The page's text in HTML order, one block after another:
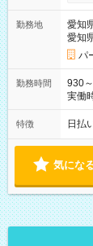
勤務地
愛知
愛知
パ
勤務時間
930
実働
は固
フト
特徴 日払
気にな